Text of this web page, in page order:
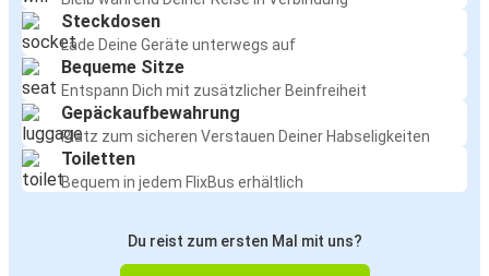
Steckdosen
Lade Deine Geräte unterwegs auf
Bequeme Sitze
Entspann Dich mit zusätzlicher Beinfreiheit
Gepäckaufbewahrung
Platz zum sicheren Verstauen Deiner Habseligkeiten
Toiletten
Bequem in jedem FlixBus erhältlich
Du reist zum ersten Mal mit uns?